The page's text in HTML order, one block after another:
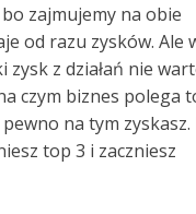
zajmujemy na obie
od razu zysków. Ale
z działań nie
czym biznes polega
na tym zyskasz.
top 3 i zaczniesz